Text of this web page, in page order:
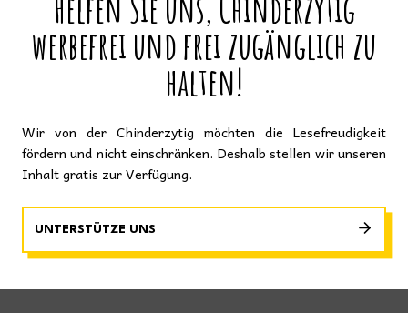
werbefrei und frei zugänglich zu
halten!
Wir von der Chinderzytig möchten die Lesefreudigkeit
fördern und nicht einschränken. Deshalb stellen wir unseren
Inhalt gratis zur Verfügung.
UNTERSTÜTZE UNS